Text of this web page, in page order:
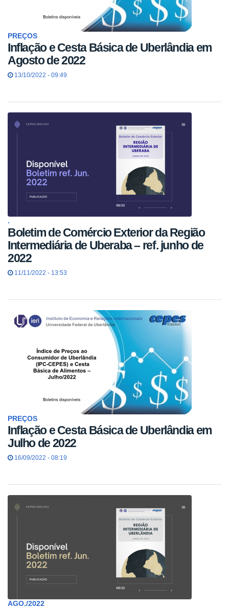
PREÇOS
Inflação e Cesta Básica de Uberlândia em
Agosto de 2022
13/10/2022 - 09:49
.
Boletim de Comércio Exterior da Região
Intermediária de Uberaba – ref. junho de
2022
11/11/2022 - 13:53
PREÇOS
Inflação e Cesta Básica de Uberlândia em
Julho de 2022
16/09/2022 - 08:19
AGO./2022